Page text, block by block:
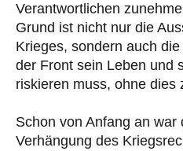
Verantwortlichen
Grund ist nicht nur die
Krieges, sondern auch
der Front sein Leben und
riskieren muss, ohne dies
Schon von Anfang an war
Verhängung des